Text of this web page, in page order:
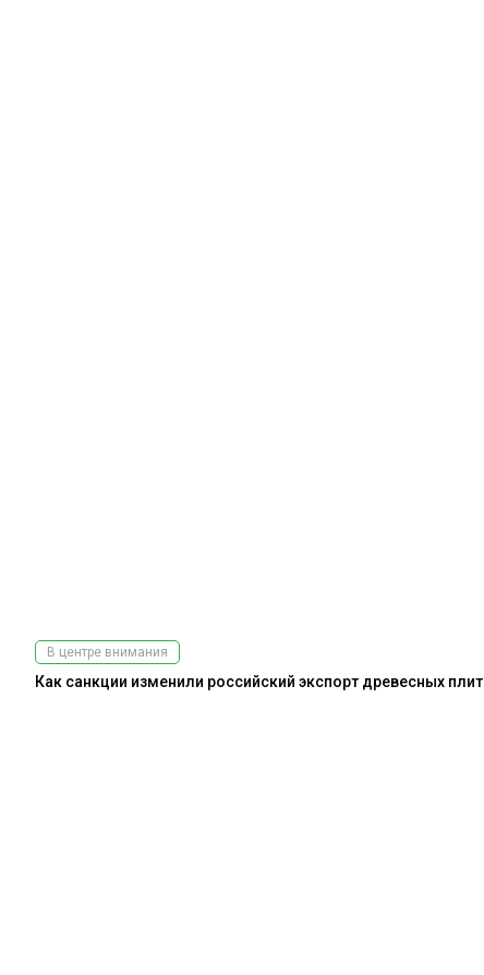
В центре внимания
Как санкции изменили российский экспорт древесных плит